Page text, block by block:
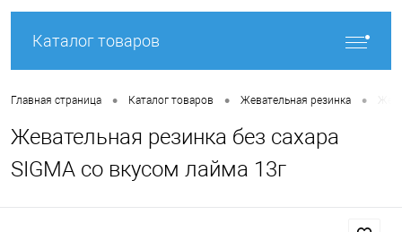
Каталог товаров
Главная страница • Каталог товаров • Жевательная резинка •
Жевательная резинка без сахара
SIGMA со вкусом лайма 13г